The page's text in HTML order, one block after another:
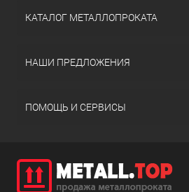
КАТАЛОГ МЕТАЛЛОПРОКАТА
НАШИ ПРЕДЛОЖЕНИЯ
ПОМОЩЬ И СЕРВИСЫ